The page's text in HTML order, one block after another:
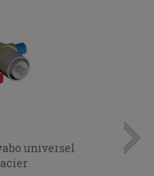
universel